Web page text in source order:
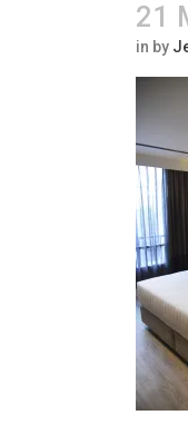
21
in by